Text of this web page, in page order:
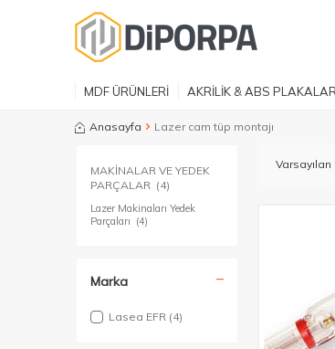
MDF ÜRÜNLERİ AKRİLİK & ABS PLAKALAR
Anasayfa Lazer cam tüp montajı
MAKİNALAR VE YEDEK
PARÇALAR (4)
Lazer Makinaları Yedek
Parçaları (4)
Marka
Lasea EFR (4)